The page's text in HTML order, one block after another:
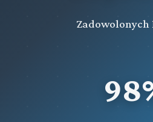
Zadowolonych